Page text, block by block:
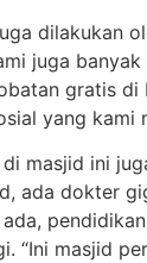
dilakukan
juga
gratis di
yang kami
masjid ini
ada dokter
“Ini masjid